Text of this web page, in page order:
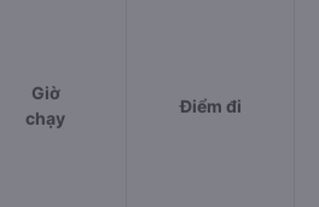
Giờ
chạy
Điểm đi